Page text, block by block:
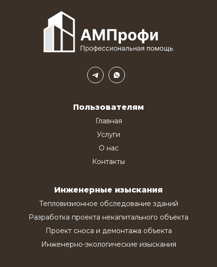
Пользователям
Главная
Услуги
О нас
Контакты
Инженерные изыскания
Тепловизионное обследование зданий
Разработка проекта некапитального объекта
Проект сноса и демонтажа объекта
Инженерно-экологические изыскания